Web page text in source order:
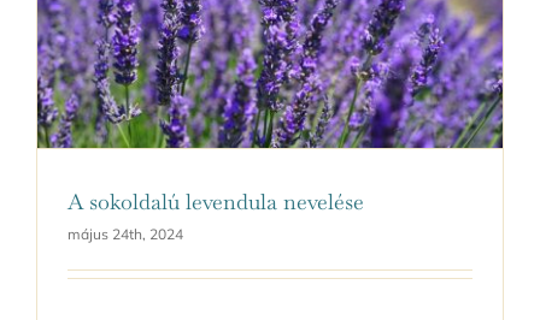
A sokoldalú levendula nevelése
május 24th, 2024